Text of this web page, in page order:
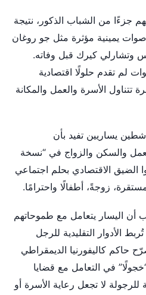
جزءًا من الشباب الذكور، نتيجة
يمينية مؤثرة مثل جو روغان
وتشارلي كيرك قبل وفاته.
لم تقدم حلولًا اقتصادية
الأسرة والعمل والمكانة
يساريين تفيد بأن
والسكن والزواج في “نسخة
الاقتصادي بحلم اجتماعي
زوجةً، أطفالًا واحترامًا.
أن اليسار يتعامل مع طموحاتهم
الأدوار التقليدية للرجل
حاكم كاليفورنيا الديمقراطي
في التعامل مع قضايا
للرجولة لا تجعل رعاية الأسرة أو